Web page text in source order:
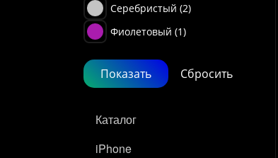
Серебристый (2)
Фиолетовый (1)
Каталог
iPhone